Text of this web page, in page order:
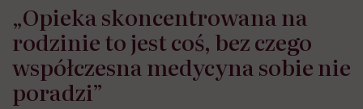
„Opieka skoncentrowana na
rodzinie to jest coś, bez czego
współczesna medycyna sobie nie
poradzi”